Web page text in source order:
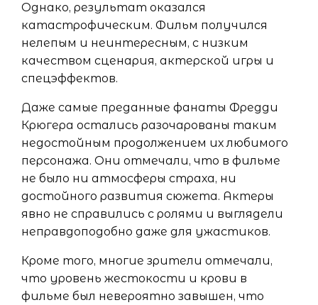
Однако, результат оказался
катастрофическим. Фильм получился
нелепым и неинтересным, с низким
качеством сценария, актерской игры и
спецэффектов.
Даже самые преданные фанаты Фредди
Крюгера остались разочарованы таким
недостойным продолжением их любимого
персонажа. Они отмечали, что в фильме
не было ни атмосферы страха, ни
достойного развития сюжета. Актеры
явно не справились с ролями и выглядели
неправдоподобно даже для ужастиков.
Кроме того, многие зрители отмечали,
что уровень жестокости и крови в
фильме был невероятно завышен, что